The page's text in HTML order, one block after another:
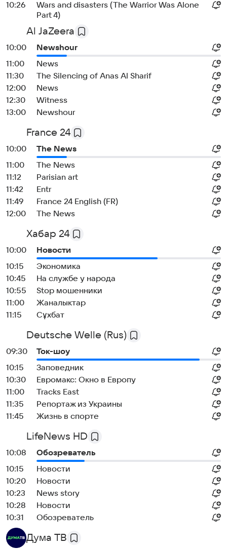
10:26
Wars and disasters (The Warrior Was Alone
Part 4)
Al JaZeera
10:00
Newshour
11:00
News
11:30
The Silencing of Anas Al Sharif
12:00
News
12:30
Witness
13:00
Newshour
France 24
10:00
The News
11:00
The News
11:12
Parisian art
11:42
Entr
11:49
France 24 English (FR)
12:00
The News
Хабар 24
10:00
Новости
10:15
Экономика
10:45
На службе у народа
10:55
Stop мошенники
11:00
Жаналыктар
11:15
Cұхбат
Deutsche Welle (Rus)
09:30
Ток-шоу
10:15
Заповедник
10:30
Евромакс: Окно в Европу
11:00
Tracks East
11:35
Репортаж из Украины
11:45
Жизнь в спорте
LifeNews HD
10:08
Обозреватель
10:15
Новости
10:20
Новости
10:23
News story
10:28
Новости
10:31
Обозреватель
Дума ТВ